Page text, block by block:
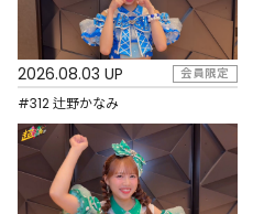
2026.08.03 UP 会員限定
#312 辻野かなみ